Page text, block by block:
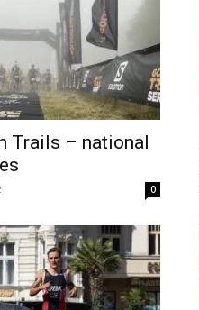
Trails – national
0